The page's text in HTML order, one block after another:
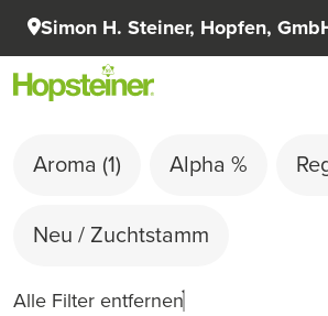
Simon H. Steiner, Hopfen,
Aroma (1) Alpha %
Neu / Zuchtstamm
Alle Filter entfernen